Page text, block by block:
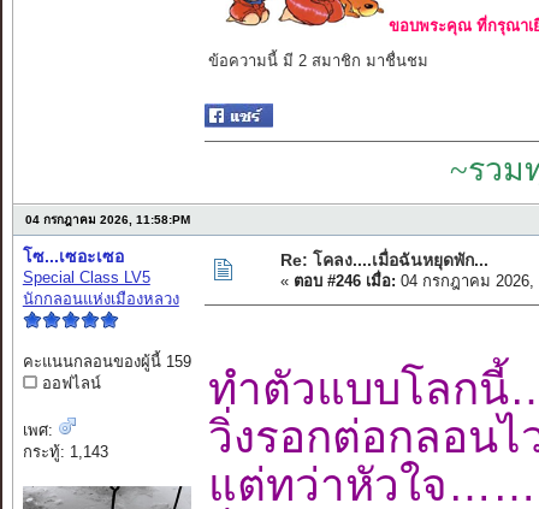
ขอบพระคุณ ที่กรุณาเ
ข้อความนี้ มี 2 สมาชิก มาชื่นชม
~รวม
04 กรกฎาคม 2026, 11:58:PM
โซ...เซอะเซอ
Special Class LV5
นักกลอนแห่งเมืองหลวง
คะแนนกลอนของผู้นี้ 159
ออฟไลน์
เพศ:
กระทู้: 1,143
Re: โคลง....เมื่อฉันหยุดพัก...
« ตอบ #246 เมื่อ: 04 กรกฎาคม 2026,
ทำตัวแบบโลก
วิ่งรอกต่อกลอน
แต่ทว่าหัวใจ